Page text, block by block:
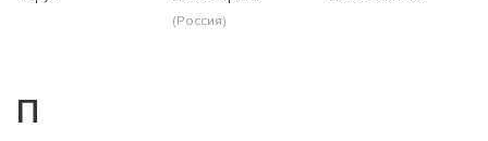
(Россия)
П